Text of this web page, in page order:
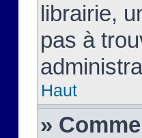
librairie,
pas à
Haut
»